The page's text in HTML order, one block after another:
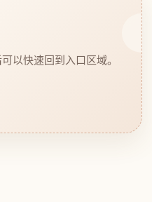
以快速回到入口区域。